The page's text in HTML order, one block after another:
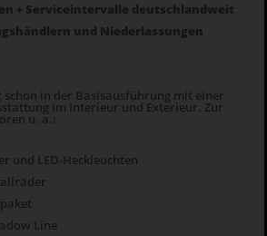
+ Serviceintervalle deutschlandweit
und Niederlassungen
schon in der Basisausführung mit einer
im Interieur und Exterieur. Zur
u. a.:
und LED-Heckleuchten
Line